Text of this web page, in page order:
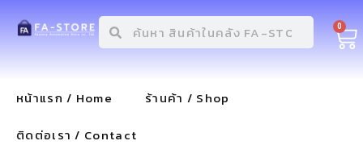
0
หน้าแรก / Home
ร้านค้า / Shop
ติดต่อเรา / Contact